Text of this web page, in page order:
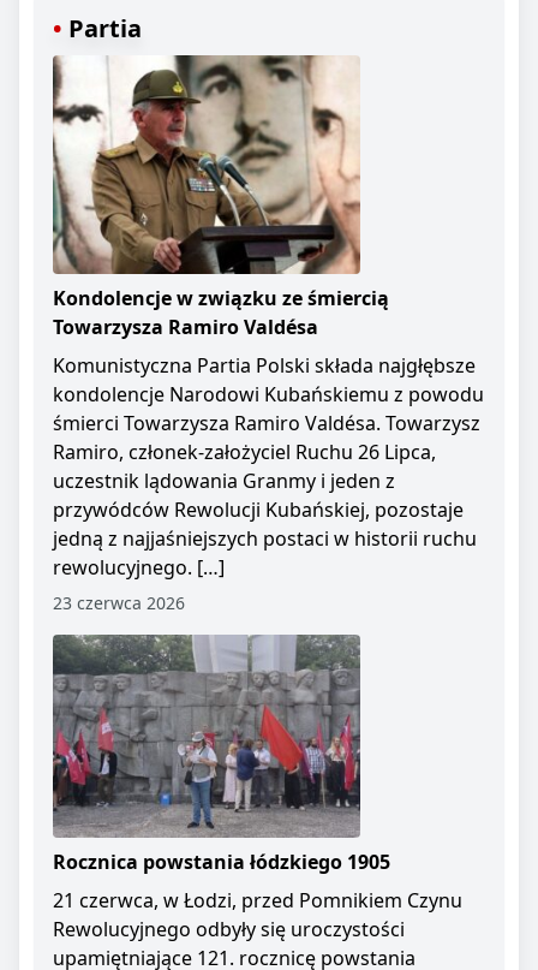
Partia
Kondolencje w związku ze śmiercią
Towarzysza Ramiro Valdésa
Komunistyczna Partia Polski składa najgłębsze
kondolencje Narodowi Kubańskiemu z powodu
śmierci Towarzysza Ramiro Valdésa. Towarzysz
Ramiro, członek-założyciel Ruchu 26 Lipca,
uczestnik lądowania Granmy i jeden z
przywódców Rewolucji Kubańskiej, pozostaje
jedną z najjaśniejszych postaci w historii ruchu
rewolucyjnego. […]
23 czerwca 2026
Rocznica powstania łódzkiego 1905
21 czerwca, w Łodzi, przed Pomnikiem Czynu
Rewolucyjnego odbyły się uroczystości
upamiętniające 121. rocznicę powstania